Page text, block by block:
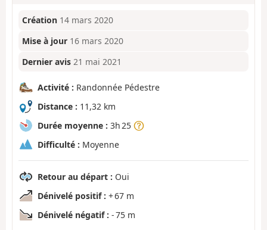
Création 14 mars 2020
Mise à jour 16 mars 2020
Dernier avis 21 mai 2021
Activité : Randonnée Pédestre
Distance : 11,32 km
Durée moyenne : 3h 25
Difficulté : Moyenne
Retour au départ : Oui
Dénivelé positif : + 67 m
Dénivelé négatif : - 75 m